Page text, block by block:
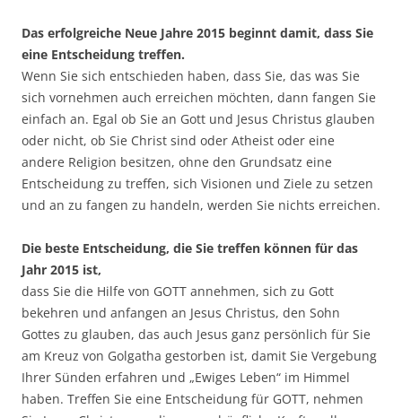
Das erfolgreiche Neue Jahre 2015 beginnt damit, dass Sie
eine Entscheidung treffen.
Wenn Sie sich entschieden haben, dass Sie, das was Sie
sich vornehmen auch erreichen möchten, dann fangen Sie
einfach an. Egal ob Sie an Gott und Jesus Christus glauben
oder nicht, ob Sie Christ sind oder Atheist oder eine
andere Religion besitzen, ohne den Grundsatz eine
Entscheidung zu treffen, sich Visionen und Ziele zu setzen
und an zu fangen zu handeln, werden Sie nichts erreichen.
Die beste Entscheidung, die Sie treffen können für das
Jahr 2015 ist,
dass Sie die Hilfe von GOTT annehmen, sich zu Gott
bekehren und anfangen an Jesus Christus, den Sohn
Gottes zu glauben, das auch Jesus ganz persönlich für Sie
am Kreuz von Golgatha gestorben ist, damit Sie Vergebung
Ihrer Sünden erfahren und „Ewiges Leben“ im Himmel
haben. Treffen Sie eine Entscheidung für GOTT, nehmen